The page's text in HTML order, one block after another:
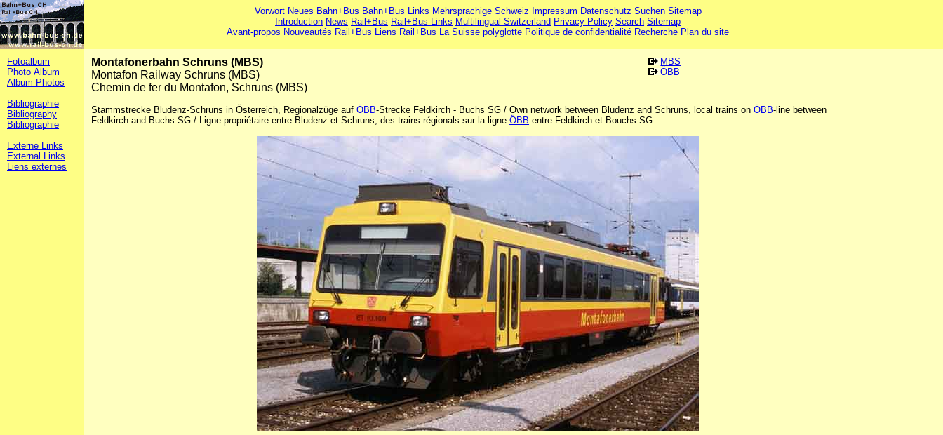
Vorwort Neues Bahn+Bus Bahn+Bus Links Mehrsprachige Schweiz Impressum Datenschutz Suchen Sitemap
Introduction News Rail+Bus Rail+Bus Links Multilingual Switzerland Privacy Policy Search Sitemap
Avant-propos Nouveautés Rail+Bus Liens Rail+Bus La Suisse polyglotte Politique de confidentialité Recherche Plan du site
Fotoalbum
Photo Album
Album Photos
Bibliographie
Bibliography
Bibliographie
Externe Links
External Links
Liens externes
Montafonerbahn Schruns (MBS)
Montafon Railway Schruns (MBS)
Chemin de fer du Montafon, Schruns (MBS)
MBS
ÖBB
Stammstrecke Bludenz-Schruns in Österreich, Regionalzüge auf ÖBB-Strecke Feldkirch - Buchs SG / Own network between Bludenz and Schruns, local trains on ÖBB-line between
Feldkirch and Buchs SG / Ligne propriétaire entre Bludenz et Schruns, des trains régionals sur la ligne ÖBB entre Feldkirch et Bouchs SG